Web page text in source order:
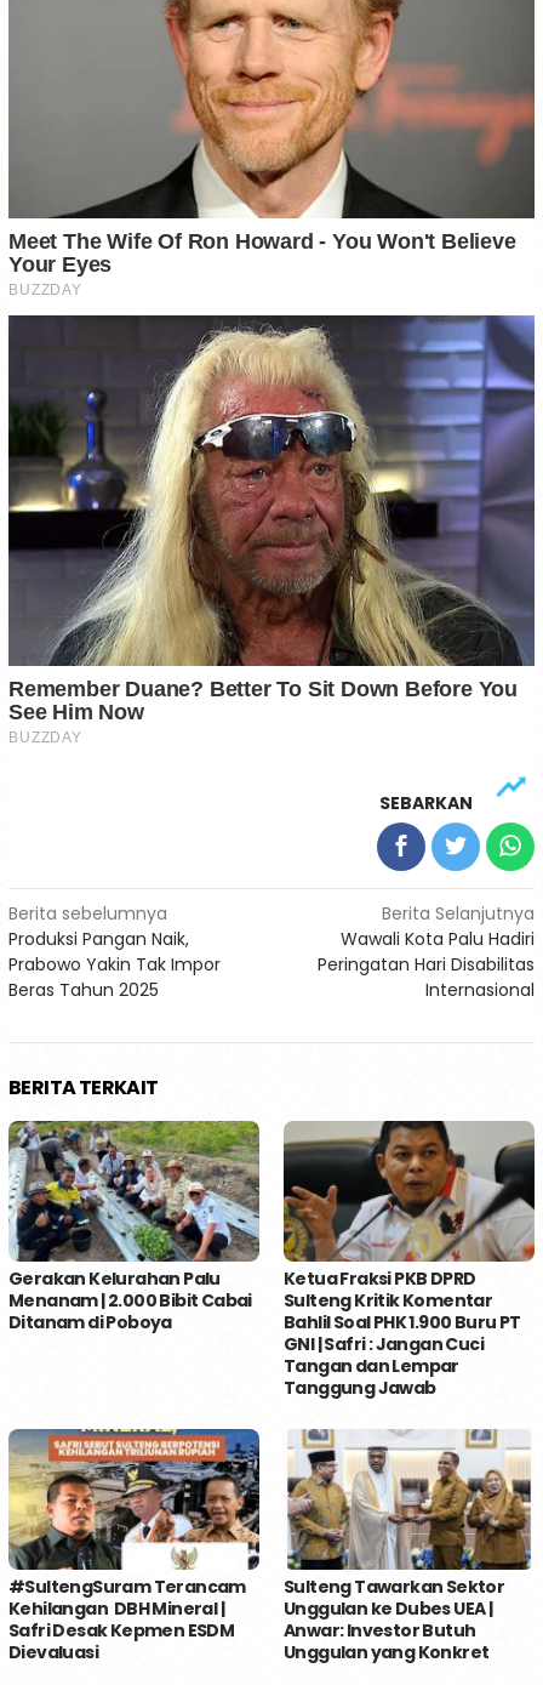
SEBARKAN
Navigasi
pos
Berita sebelumnya
Produksi Pangan Naik,
Prabowo Yakin Tak Impor
Beras Tahun 2025
Berita Selanjutnya
Wawali Kota Palu Hadiri
Peringatan Hari Disabilitas
Internasional
BERITA TERKAIT
Gerakan Kelurahan Palu
Menanam | 2.000 Bibit Cabai
Ditanam di Poboya
Ketua Fraksi PKB DPRD
Sulteng Kritik Komentar
Bahlil Soal PHK 1.900 Buru PT
GNI | Safri : Jangan Cuci
Tangan dan Lempar
Tanggung Jawab
#SultengSuram Terancam
Kehilangan DBH Mineral |
Safri Desak Kepmen ESDM
Dievaluasi
Sulteng Tawarkan Sektor
Unggulan ke Dubes UEA |
Anwar: Investor Butuh
Unggulan yang Konkret